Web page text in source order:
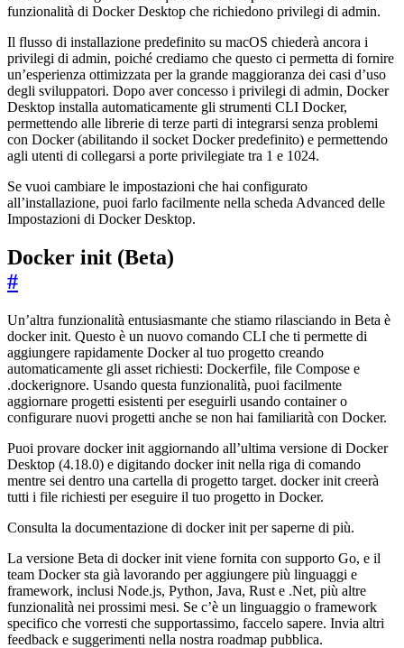
funzionalità di Docker Desktop che richiedono privilegi di admin.
Il flusso di installazione predefinito su macOS chiederà ancora i
privilegi di admin, poiché crediamo che questo ci permetta di fornire
un’esperienza ottimizzata per la grande maggioranza dei casi d’uso
degli sviluppatori. Dopo aver concesso i privilegi di admin, Docker
Desktop installa automaticamente gli strumenti CLI Docker,
permettendo alle librerie di terze parti di integrarsi senza problemi
con Docker (abilitando il socket Docker predefinito) e permettendo
agli utenti di collegarsi a porte privilegiate tra 1 e 1024.
Se vuoi cambiare le impostazioni che hai configurato
all’installazione, puoi farlo facilmente nella scheda Advanced delle
Impostazioni di Docker Desktop.
Docker init (Beta)
#
Un’altra funzionalità entusiasmante che stiamo rilasciando in Beta è
docker init. Questo è un nuovo comando CLI che ti permette di
aggiungere rapidamente Docker al tuo progetto creando
automaticamente gli asset richiesti: Dockerfile, file Compose e
.dockerignore. Usando questa funzionalità, puoi facilmente
aggiornare progetti esistenti per eseguirli usando container o
configurare nuovi progetti anche se non hai familiarità con Docker.
Puoi provare docker init aggiornando all’ultima versione di Docker
Desktop (4.18.0) e digitando docker init nella riga di comando
mentre sei dentro una cartella di progetto target. docker init creerà
tutti i file richiesti per eseguire il tuo progetto in Docker.
Consulta la documentazione di docker init per saperne di più.
La versione Beta di docker init viene fornita con supporto Go, e il
team Docker sta già lavorando per aggiungere più linguaggi e
framework, inclusi Node.js, Python, Java, Rust e .Net, più altre
funzionalità nei prossimi mesi. Se c’è un linguaggio o framework
specifico che vorresti che supportassimo, faccelo sapere. Invia altri
feedback e suggerimenti nella nostra roadmap pubblica.